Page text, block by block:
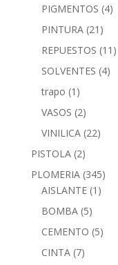
PIGMENTOS (4)
PINTURA (21)
REPUESTOS (11)
SOLVENTES (4)
trapo (1)
VASOS (2)
VINILICA (22)
PISTOLA (2)
PLOMERIA (345)
AISLANTE (1)
BOMBA (5)
CEMENTO (5)
CINTA (7)